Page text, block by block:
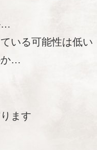
…
いる可能性は低い
か…
ます